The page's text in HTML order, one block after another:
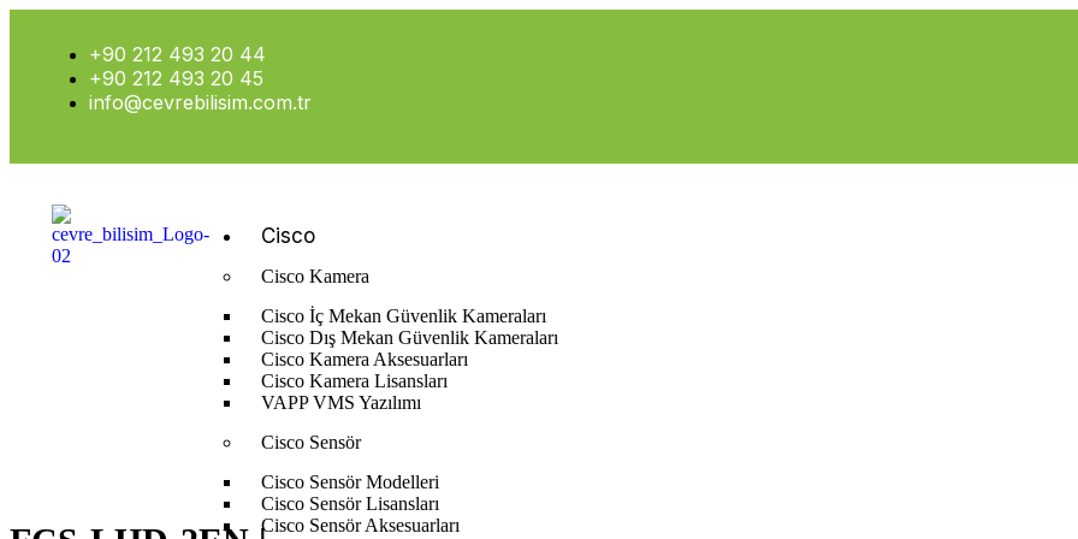
+90 212 493 20 44
+90 212 493 20 45
info@cevrebilisim.com.tr
Cisco
Cisco Kamera
Cisco İç Mekan Güvenlik Kameraları
Cisco Dış Mekan Güvenlik Kameraları
Cisco Kamera Aksesuarları
Cisco Kamera Lisansları
VAPP VMS Yazılımı
Cisco Sensör
Cisco Sensör Modelleri
Cisco Sensör Lisansları
Cisco Sensör Aksesuarları
Bosch Yangın Algılama Sistemleri